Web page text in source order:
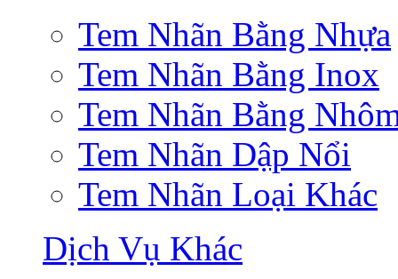
Tem Nhãn Bằng Nhựa
Tem Nhãn Bằng Inox
Tem Nhãn Bằng
Tem Nhãn Dập Nổi
Tem Nhãn Loại Khác
Dịch Vụ Khác